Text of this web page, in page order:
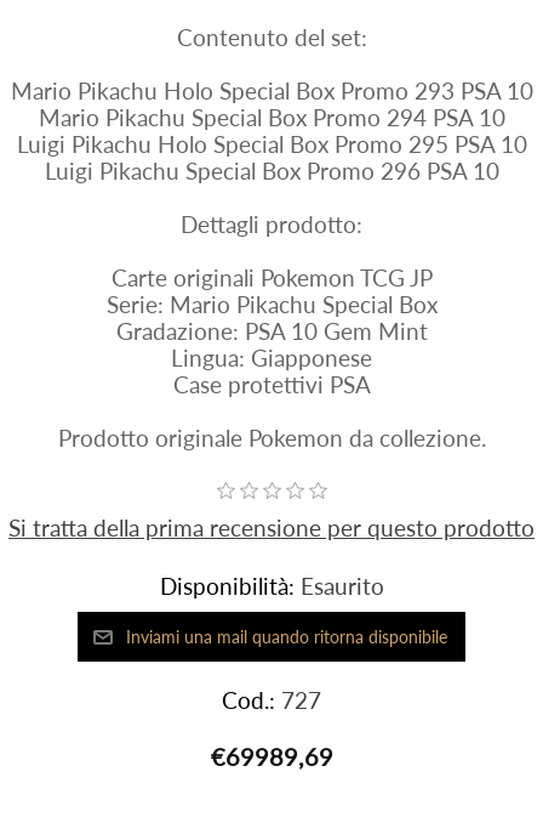
Contenuto del set:
Mario Pikachu Holo Special Box Promo 293 PSA 10
Mario Pikachu Special Box Promo 294 PSA 10
Luigi Pikachu Holo Special Box Promo 295 PSA 10
Luigi Pikachu Special Box Promo 296 PSA 10
Dettagli prodotto:
Carte originali Pokemon TCG JP
Serie: Mario Pikachu Special Box
Gradazione: PSA 10 Gem Mint
Lingua: Giapponese
Case protettivi PSA
Prodotto originale Pokemon da collezione.
Si tratta della prima recensione per questo prodotto
Disponibilità: Esaurito
Cod.: 727
€69989,69